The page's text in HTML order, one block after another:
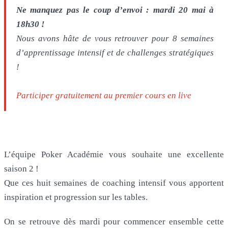
Ne manquez pas le coup d’envoi : mardi 20 mai à
18h30 !
Nous avons hâte de vous retrouver pour 8 semaines
d’apprentissage intensif et de challenges stratégiques
!
Participer gratuitement au premier cours en live
L’équipe Poker Académie vous souhaite une excellente
saison 2 !
Que ces huit semaines de coaching intensif vous apportent
inspiration et progression sur les tables.
On se retrouve dès mardi pour commencer ensemble cette